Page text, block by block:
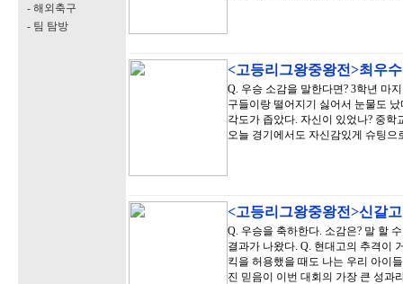
- 해외축구
- 팀 탐방
<고등리그왕중왕전>최우
Q. 우승 소감을 말한다면? 3학년 마
구들이랑 떨어지기 싫어서 눈물도
각도가 좁았다. 자신이 있었나? 중
오늘 경기에서도 자신감있게 슈팅
<고등리그왕중왕전>신갈
Q. 우승을 축하한다. 소감은? 말 할
결과가 나왔다. Q. 현대고의 추격이
킥을 허용했을 때도 나는 우리 아이
진 믿음이 이번 대회의 가장 큰 성과